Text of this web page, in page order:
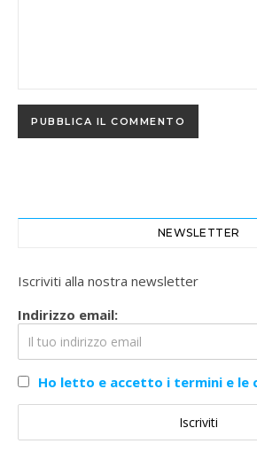
NEWSLETTER
Iscriviti alla nostra newsletter
Indirizzo email:
Ho letto e accetto i termini e le